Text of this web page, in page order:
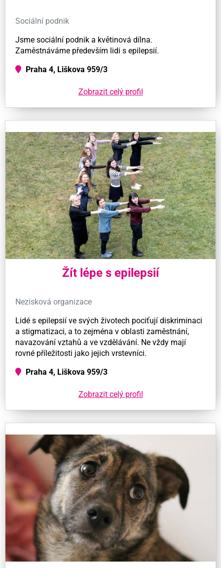
Sociální podnik
Jsme sociální podnik a květinová dílna.
Zaměstnáváme především lidi s epilepsií.
Praha 4, Liškova 959/3
Zobrazit celý profil
Žít lépe s epilepsií
Nezisková organizace
Lidé s epilepsií ve svých životech pociťují diskriminaci
a stigmatizaci, a to zejména v oblasti zaměstnání,
navazování vztahů a ve vzdělávání. Ne vždy mají
rovné příležitosti jako jejich vrstevníci.
Praha 4, Liškova 959/3
Zobrazit celý profil